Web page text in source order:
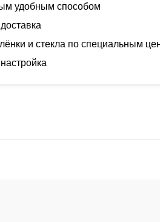
удобным способом
и стекла по специальным